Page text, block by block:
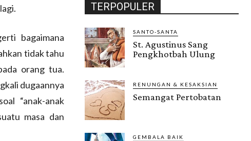
bagaimana
tidak tahu
orang tua.
dugaannya
“anak-anak
masa dan
TERPOPULER
SANTO-SANTA
St. Agustinus Sang
Pengkhotbah Ulung
RENUNGAN & KESAKSIAN
Semangat Pertobatan
GEMBALA BAIK